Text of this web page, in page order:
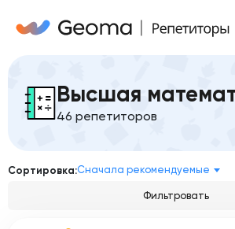
Высшая
46 репетиторов
Сортировка:Сначала рекомендуемые
Фильтровать